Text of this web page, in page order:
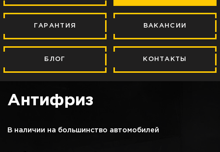
ГАРАНТИЯ ВАКАНСИИ
БЛОГ КОНТАКТЫ
Антифриз
В наличии на большинство автомобилей